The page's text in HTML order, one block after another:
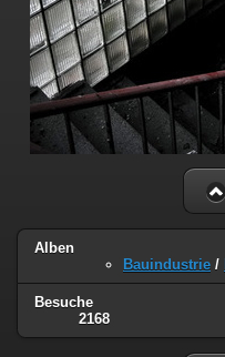
Alben
Bauindustrie /
Besuche
2168